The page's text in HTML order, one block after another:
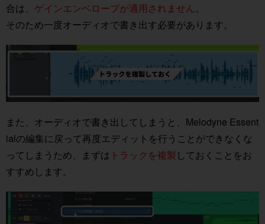
合は、 ゲインエンベロープが適用されません。
そのため一度オーディオで書き出す必要があります。
また、オーディオで書き出してしまうと、Melodyne Essent
ialの編集に戻って再度エディットを行うことができなくな
ってしまうため、まずは トラックを複製しておくことをお
すすめします。